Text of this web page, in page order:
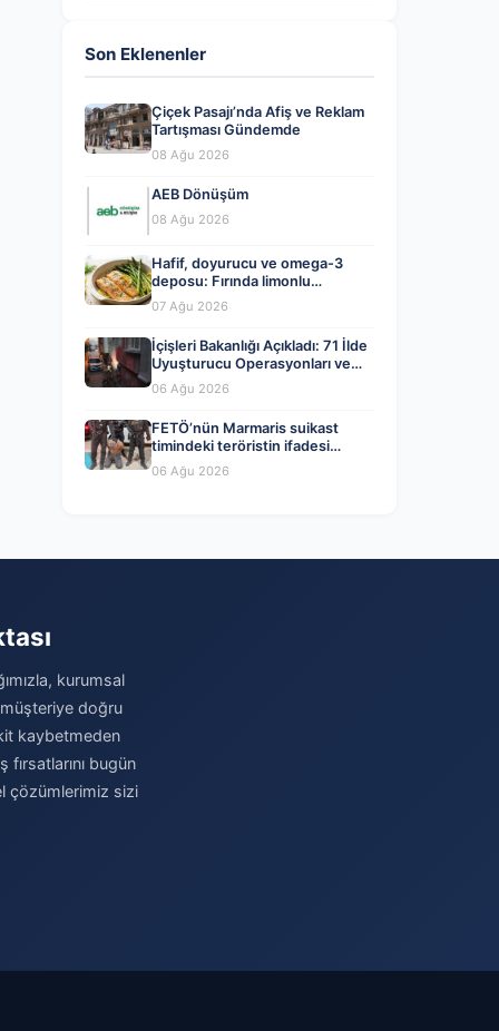
Son Eklenenler
Çiçek Pasajı’nda Afiş ve Reklam
Tartışması Gündemde
08 Ağu 2026
AEB Dönüşüm
08 Ağu 2026
Hafif, doyurucu ve omega-3
deposu: Fırında limonlu
kuşkonmazlı somon tarifi…
07 Ağu 2026
İçişleri Bakanlığı Açıkladı: 71 İlde
Uyuşturucu Operasyonları ve
Tutuklamalar
06 Ağu 2026
FETÖ’nün Marmaris suikast
timindeki teröristin ifadesi
ortaya çıktı. Gizli toplantıyı
anlattı
06 Ağu 2026
kurumsal
müşteriye doğru
kaybetmeden
bugün
çözümlerimiz sizi